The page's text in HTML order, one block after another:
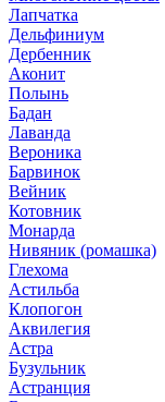
Лапчатка
Дельфиниум
Дербенник
Аконит
Полынь
Бадан
Лаванда
Вероника
Барвинок
Вейник
Котовник
Монарда
Нивяник (ромашка)
Глехома
Астильба
Клопогон
Аквилегия
Астра
Бузульник
Астранция